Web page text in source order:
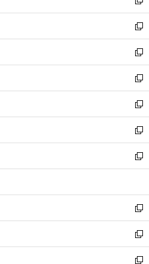
開
く
ウ
で
開
く
ン
ド
ウ
で
開
く
ウ
ィ
ン
ド
ウ
で
開
く
新
し
い
ウ
ィ
ン
ド
ウ
で
開
く
新
し
い
ウ
ィ
ン
ド
ウ
で
開
く
新
し
い
ウ
ィ
ン
ド
ウ
で
開
新
し
い
ウ
ィ
ン
ド
ウ
開
く
新
し
い
ウ
ィ
ン
ウ
で
開
く
新
し
い
ウ
ン
ド
ウ
で
開
く
新
し
ウ
ィ
ン
ド
ウ
で
新
し
い
ウ
ィ
新
し
い